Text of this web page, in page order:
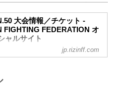
大会情報／チケット -
FIGHTING FEDERATION オ
ャルサイト
のご観戦はPPVチケットをお買
jp.rizinff.com